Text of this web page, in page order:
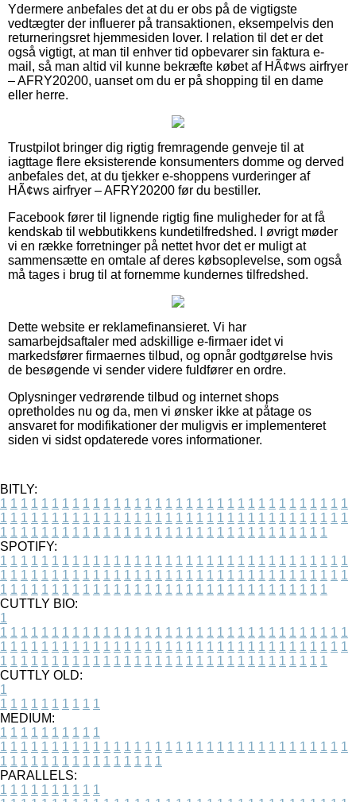
Ydermere anbefales det at du er obs på de vigtigste
vedtægter der influerer på transaktionen, eksempelvis den
returneringsret hjemmesiden lover. I relation til det er det
også vigtigt, at man til enhver tid opbevarer sin faktura e-
mail, så man altid vil kunne bekræfte købet af HÃ¢ws airfryer
– AFRY20200, uanset om du er på shopping til en dame
eller herre.
Trustpilot bringer dig rigtig fremragende genveje til at
iagttage flere eksisterende konsumenters domme og derved
anbefales det, at du tjekker e-shoppens vurderinger af
HÃ¢ws airfryer – AFRY20200 før du bestiller.
Facebook fører til lignende rigtig fine muligheder for at få
kendskab til webbutikkens kundetilfredshed. I øvrigt møder
vi en række forretninger på nettet hvor det er muligt at
sammensætte en omtale af deres købsoplevelse, som også
må tages i brug til at fornemme kundernes tilfredshed.
Dette website er reklamefinansieret. Vi har
samarbejdsaftaler med adskillige e-firmaer idet vi
markedsfører firmaernes tilbud, og opnår godtgørelse hvis
de besøgende vi sender videre fuldfører en ordre.
Oplysninger vedrørende tilbud og internet shops
opretholdes nu og da, men vi ønsker ikke at påtage os
ansvaret for modifikationer der muligvis er implementeret
siden vi sidst opdaterede vores informationer.
BITLY:
1 1 1 1 1 1 1 1 1 1 1 1 1 1 1 1 1 1 1 1 1 1 1 1 1 1 1 1 1 1 1 1 1 1
1 1 1 1 1 1 1 1 1 1 1 1 1 1 1 1 1 1 1 1 1 1 1 1 1 1 1 1 1 1 1 1 1 1
1 1 1 1 1 1 1 1 1 1 1 1 1 1 1 1 1 1 1 1 1 1 1 1 1 1 1 1 1 1 1 1
SPOTIFY:
1 1 1 1 1 1 1 1 1 1 1 1 1 1 1 1 1 1 1 1 1 1 1 1 1 1 1 1 1 1 1 1 1 1
1 1 1 1 1 1 1 1 1 1 1 1 1 1 1 1 1 1 1 1 1 1 1 1 1 1 1 1 1 1 1 1 1 1
1 1 1 1 1 1 1 1 1 1 1 1 1 1 1 1 1 1 1 1 1 1 1 1 1 1 1 1 1 1 1 1
CUTTLY BIO:
1
1 1 1 1 1 1 1 1 1 1 1 1 1 1 1 1 1 1 1 1 1 1 1 1 1 1 1 1 1 1 1 1 1 1
1 1 1 1 1 1 1 1 1 1 1 1 1 1 1 1 1 1 1 1 1 1 1 1 1 1 1 1 1 1 1 1 1 1
1 1 1 1 1 1 1 1 1 1 1 1 1 1 1 1 1 1 1 1 1 1 1 1 1 1 1 1 1 1 1 1
CUTTLY OLD:
1
1 1 1 1 1 1 1 1 1 1
MEDIUM:
1 1 1 1 1 1 1 1 1 1
1 1 1 1 1 1 1 1 1 1 1 1 1 1 1 1 1 1 1 1 1 1 1 1 1 1 1 1 1 1 1 1 1 1
1 1 1 1 1 1 1 1 1 1 1 1 1 1 1 1
PARALLELS:
1 1 1 1 1 1 1 1 1 1